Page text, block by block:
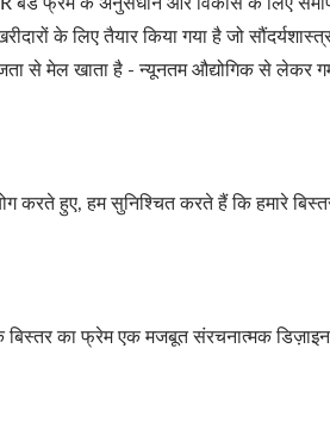
के लिए तैयार किया गया है जो
से मेल खाता है - न्यूनतम औद्योगिक से लेकर
करते हुए, हम सुनिश्चित करते हैं कि हमारे
बिस्तर का फ्रेम एक मजबूत संरचनात्मक